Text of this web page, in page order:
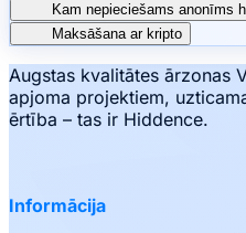
Kam nepieciešams anonīms
Maksāšana ar kripto
Augstas kvalitātes ārzonas
apjoma projektiem,
ērtība – tas ir Hiddence.
Informācija